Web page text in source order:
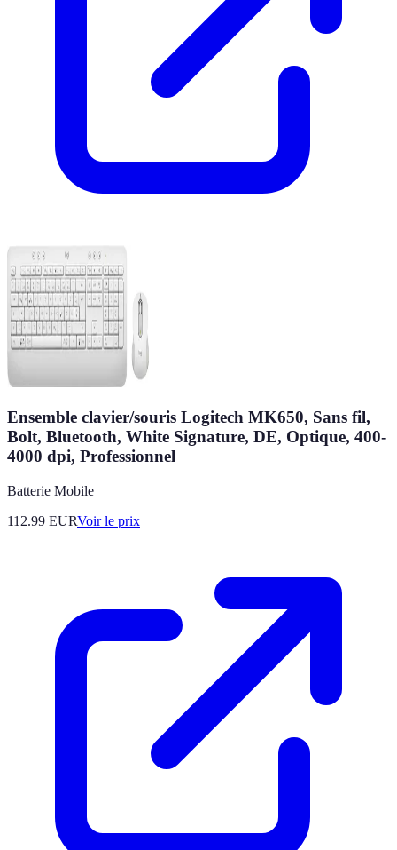
Ensemble clavier/souris Logitech MK650, Sans fil,
Bolt, Bluetooth, White Signature, DE, Optique, 400-
4000 dpi, Professionnel
Batterie Mobile
112.99 EURVoir le prix